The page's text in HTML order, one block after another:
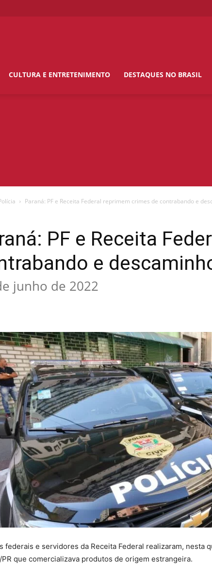
CULTURA E ENTRETENIMENTO DESTAQUES NO BRASIL
Paraná: PF e Receita Federal reprimem crimes de contrabando e
PF e Receita
e
junho de 2022
federais e servidores da Receita Federal realizaram,
PR que comercializava produtos de origem estrangeira.